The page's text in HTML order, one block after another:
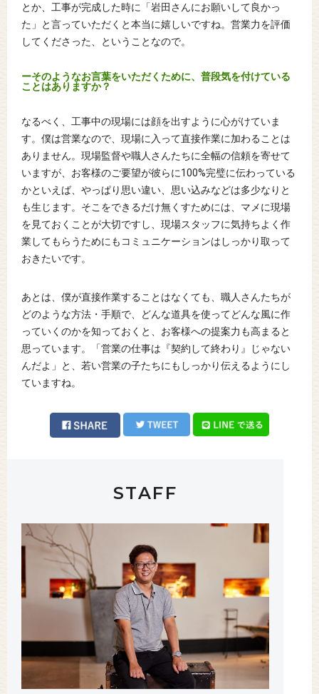
とか、工事が完成した時に「岩田さんにお願いして良かっ
た」と言っていただくと本当に嬉しいですね。営業力を評価
してくださった、ということなので。
ーそのようなお言葉をいただくために、普段気を付けている
ことはありますか？
なるべく、工事中の現場には顔を出すように心がけていま
す。僕は営業なので、現場に入って直接作業に加わることは
ありません。現場監督や職人さんたちに全幅の信頼を寄せて
いますが、お客様のご要望が彼らに100%完璧に伝わっている
かといえば、やっぱり思い違い、思い込みなどは多少なりと
も生じます。そこをできるだけ無くすためには、マメに現場
を見ておくことが大切ですし、現場スタッフに気持ちよく作
業してもらうためにもコミュニケーションはしっかり取って
おきたいです。
あとは、僕が直接作業することはなくても、職人さんたちが
どのような方法・手順で、どんな道具を使ってどんな風に作
っていくのかを知っておくと、お客様への提案力も高まると
思っています。「営業の仕事は『契約して終わり』じゃない
んだよ」と、若い営業の子たちにもしっかり伝えるようにし
ていますね。
STAFF